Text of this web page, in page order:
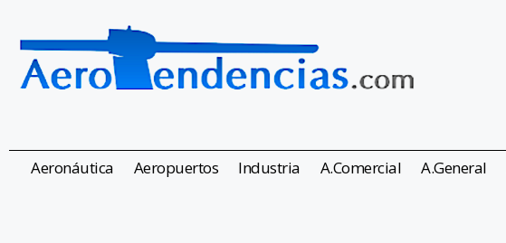
Aeronáutica Aeropuertos Industria A.Comercial A.General